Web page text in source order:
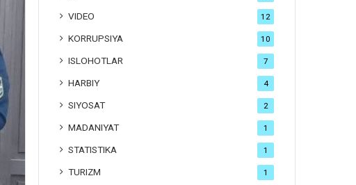
VIDEO 12
KORRUPSIYA 10
ISLOHOTLAR 7
HARBIY 4
SIYOSAT 2
MADANIYAT 1
STATISTIKA 1
TURIZM 1